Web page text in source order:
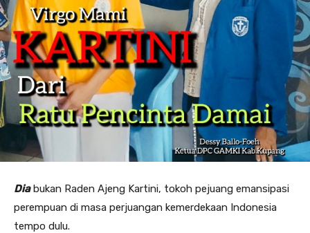
Diabukan Raden Ajeng Kartini, tokoh pejuang emansipasi
perempuan di masa perjuangan kemerdekaan Indonesia
tempo dulu.